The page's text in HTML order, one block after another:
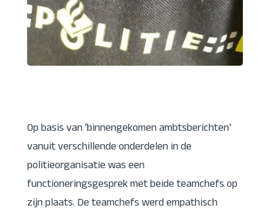
Op basis van ‘binnengekomen ambtsberichten’
vanuit verschillende onderdelen in de
politieorganisatie was een
functioneringsgesprek met beide teamchefs op
zijn plaats. De teamchefs werd empathisch